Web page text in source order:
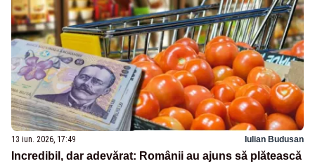
13 iun. 2026, 17:49 Iulian Budusan
Incredibil, dar adevărat: Românii au ajuns să plătească